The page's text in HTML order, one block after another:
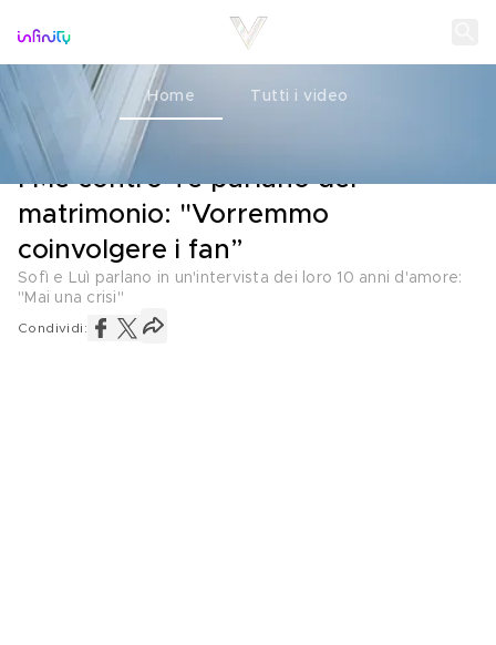
Home Tutti i video
AMORE
I Me contro Te parlano del
matrimonio: "Vorremmo
coinvolgere i fan”
Sofì e Luì parlano in un'intervista dei loro 10 anni d'amore:
"Mai una crisi"
Condividi: